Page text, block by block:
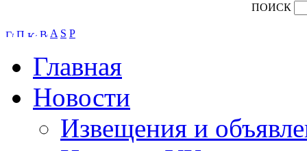
ПОИСК
A S P
Главная
Новости
Извещения и